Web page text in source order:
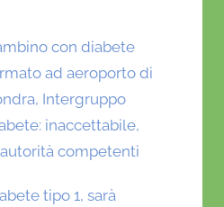
con diabete
ad aeroporto di
Intergruppo
inaccettabile,
competenti
tipo 1, sarà